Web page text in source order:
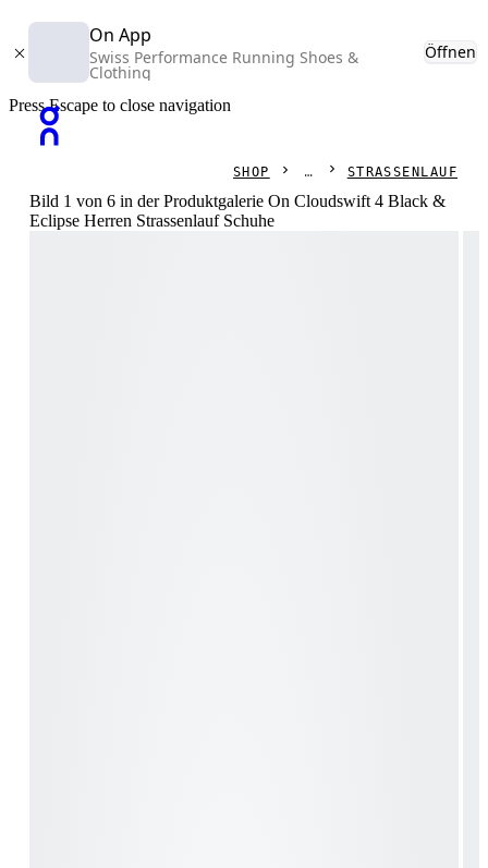
On App
Swiss Performance Running Shoes &
Clothing
Öffnen
Press Escape to close navigation
SHOP STRASSENLAUF
Bild 1 von 6 in der Produktgalerie On Cloudswift 4 Black &
Eclipse Herren Strassenlauf Schuhe